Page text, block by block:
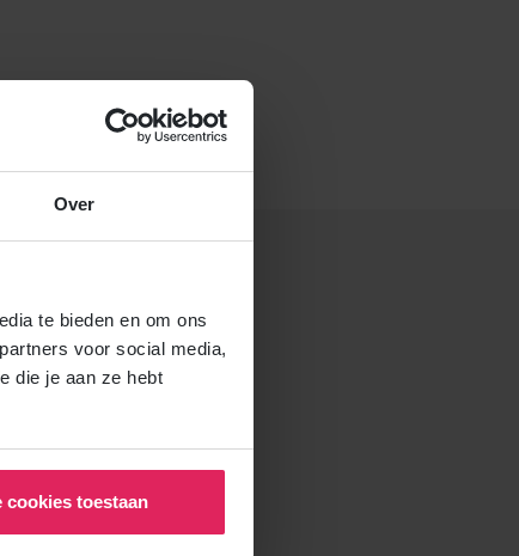
Over
te bieden en om ons
voor social media,
die je aan ze hebt
cookies toestaan
4Kids?
voor ouders aan en